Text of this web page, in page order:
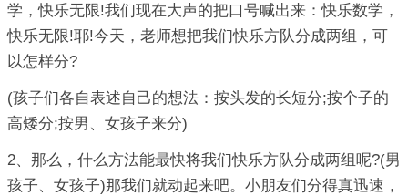
学，快乐无限!我们现在大声的把口号喊出来：快乐数学，
快乐无限!耶!今天，老师想把我们快乐方队分成两组，可
以怎样分?
(孩子们各自表述自己的想法：按头发的长短分;按个子的
高矮分;按男、女孩子来分)
2、那么，什么方法能最快将我们快乐方队分成两组呢?(男
孩子、女孩子)那我们就动起来吧。小朋友们分得真迅速，